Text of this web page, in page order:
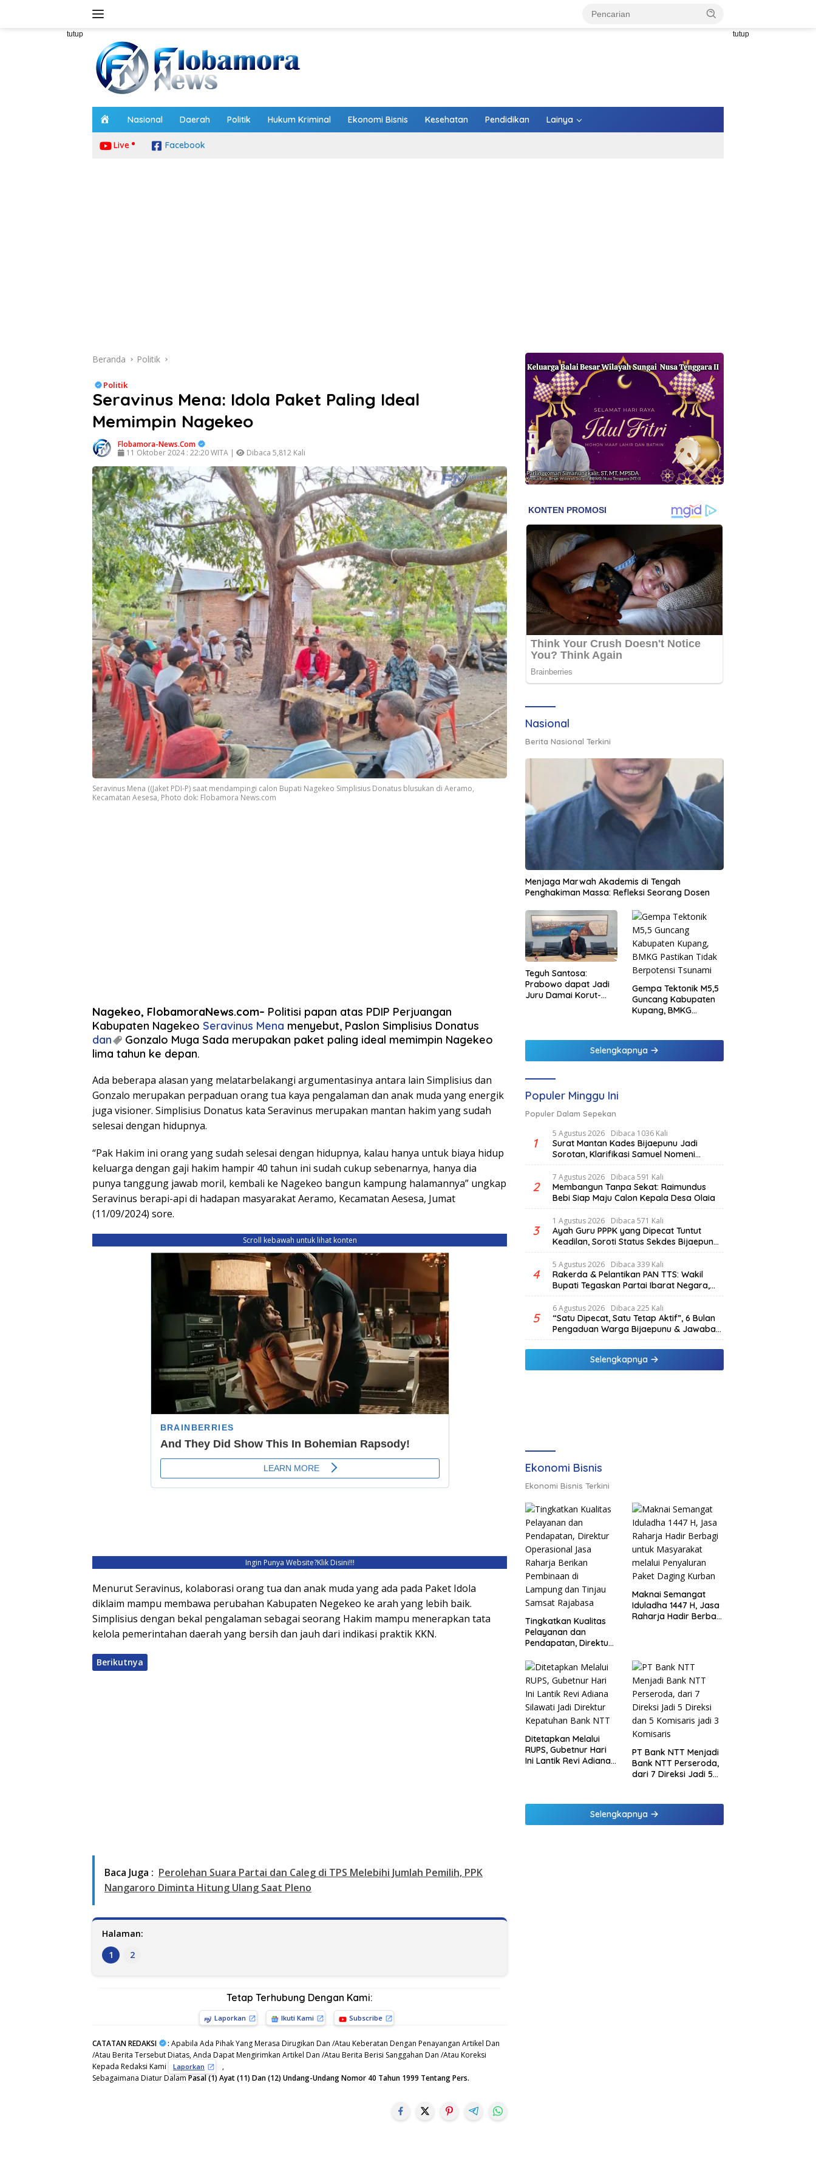
tutup tutup
o
m
e
Nasional Daerah Politik Hukum Kriminal Ekonomi Bisnis Kesehatan Pendidikan Lainya
Live Facebook
Beranda Politik
Politik
Seravinus Mena: Idola Paket Paling Ideal
Memimpin Nagekeo
Flobamora-News.Com
11 Oktober 2024 : 22:20 WITA |
Dibaca 5,812 Kali
Seravinus Mena ((Jaket PDI-P) saat mendampingi calon Bupati Nagekeo Simplisius Donatus blusukan di Aeramo,
Kecamatan Aesesa, Photo dok: Flobamora News.com
Nagekeo, FlobamoraNews.com– Politisi papan atas PDIP Perjuangan
Kabupaten Nagekeo Seravinus Mena menyebut, Paslon Simplisius Donatus
dan
Gonzalo Muga Sada merupakan paket paling ideal memimpin Nagekeo
lima tahun ke depan.
Ada beberapa alasan yang melatarbelakangi argumentasinya antara lain Simplisius dan
Gonzalo merupakan perpaduan orang tua kaya pengalaman dan anak muda yang energik
juga visioner. Simplisius Donatus kata Seravinus merupakan mantan hakim yang sudah
selesai dengan hidupnya.
“Pak Hakim ini orang yang sudah selesai dengan hidupnya, kalau hanya untuk biaya hidup
keluarga dengan gaji hakim hampir 40 tahun ini sudah cukup sebenarnya, hanya dia
punya tanggung jawab moril, kembali ke Nagekeo bangun kampung halamannya” ungkap
Seravinus berapi-api di hadapan masyarakat Aeramo, Kecamatan Aesesa, Jumat
(11/09/2024) sore.
Scroll kebawah untuk lihat konten
Ingin Punya Website?Klik Disini!!!
Menurut Seravinus, kolaborasi orang tua dan anak muda yang ada pada Paket Idola
diklaim mampu membawa perubahan Kabupaten Negekeo ke arah yang lebih baik.
Simplisius dengan bekal pengalaman sebagai seorang Hakim mampu menerapkan tata
kelola pemerintahan daerah yang bersih dan jauh dari indikasi praktik KKN.
Berikutnya
Baca Juga : Perolehan Suara Partai dan Caleg di TPS Melebihi Jumlah Pemilih, PPK
Nangaroro Diminta Hitung Ulang Saat Pleno
Halaman:
1
2
Tetap Terhubung Dengan Kami:
Laporkan Ikuti Kami Subscribe
CATATAN REDAKSI : Apabila Ada Pihak Yang Merasa Dirugikan Dan /Atau Keberatan Dengan Penayangan Artikel Dan
/Atau Berita Tersebut Diatas, Anda Dapat Mengirimkan Artikel Dan /Atau Berita Berisi Sanggahan Dan /Atau Koreksi
Kepada Redaksi Kami
Laporkan
,
Sebagaimana Diatur DalamPasal (1) Ayat (11) Dan (12) Undang-Undang Nomor 40 Tahun 1999 Tentang Pers.
Nasional
Berita Nasional Terkini
Menjaga Marwah Akademis di Tengah
Penghakiman Massa: Refleksi Seorang Dosen
Teguh Santosa:
Prabowo dapat Jadi
Juru Damai Korut-
Gempa Tektonik M5,5
Guncang Kabupaten
Kupang, BMKG
Selengkapnya
Populer Minggu Ini
Populer Dalam Sepekan
1
5 Agustus 2026 Dibaca 1036 Kali
Surat Mantan Kades Bijaepunu Jadi
Sorotan, Klarifikasi Samuel Nomeni
Berbeda dengan Isi Dokumen yang
Beredar
2
7 Agustus 2026 Dibaca 591 Kali
Membangun Tanpa Sekat: Raimundus
Bebi Siap Maju Calon Kepala Desa Olaia
3
1 Agustus 2026 Dibaca 571 Kali
Ayah Guru PPPK yang Dipecat Tuntut
Keadilan, Soroti Status Sekdes Bijaepunu
yang Masih Aktif Bekerja
4
5 Agustus 2026 Dibaca 339 Kali
Rakerda & Pelantikan PAN TTS: Wakil
Bupati Tegaskan Partai Ibarat Negara,
SPK Buka Kabar Sawah 3.000 Hektar &
Larangan Politik Uang
5
6 Agustus 2026 Dibaca 225 Kali
“Satu Dipecat, Satu Tetap Aktif”, 6 Bulan
Pengaduan Warga Bijaepunu & Jawaban
Asisten I TTS: Pelan-pelan, Tapi Pasti.
Selengkapnya
Ekonomi Bisnis
Ekonomi Bisnis Terkini
Tingkatkan Kualitas
Pelayanan dan
Pendapatan, Direktur
Raharja Berikan
Pembinaan di
Lampung dan Tinjau
Samsat Rajabasa
Maknai Semangat
Iduladha 1447 H, Jasa
Raharja Hadir Berbagi
Ditetapkan Melalui
RUPS, Gubetnur Hari
Ini Lantik Revi Adiana
PT Bank NTT Menjadi
Bank NTT Perseroda,
dari 7 Direksi Jadi 5
Komisaris
Selengkapnya